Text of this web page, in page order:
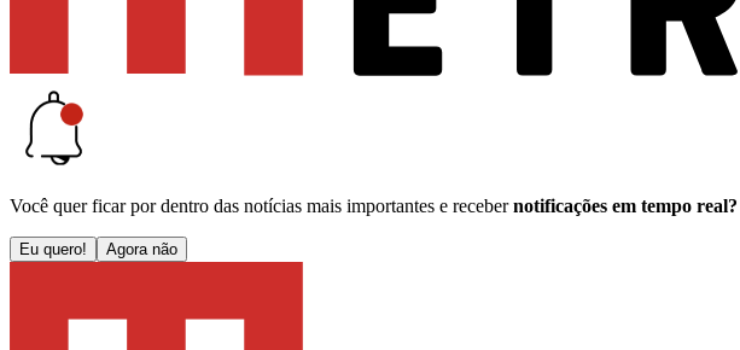
Você quer ficar por dentro das notícias mais importantes e receber notificações em tempo real?
Eu quero! Agora não